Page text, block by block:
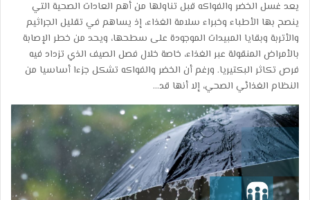
يعد غسل الخضر والفواكه قبل تناولها من أهم العادات الصحية التي
ينصح بها الأطباء وخبراء سلامة الغذاء، إذ يساهم في تقليل الجراثيم
والأتربة وبقايا المبيدات الموجودة على سطحها، ويحد من خطر الإصابة
بالأمراض المنقولة عبر الغذاء، خاصة خلال فصل الصيف الذي تزداد فيه
فرص تكاثر البكتيريا. ورغم أن الخضر والفواكه تشكل جزءا أساسيا من
النظام الغذائي الصحي، إلا أنها قد…